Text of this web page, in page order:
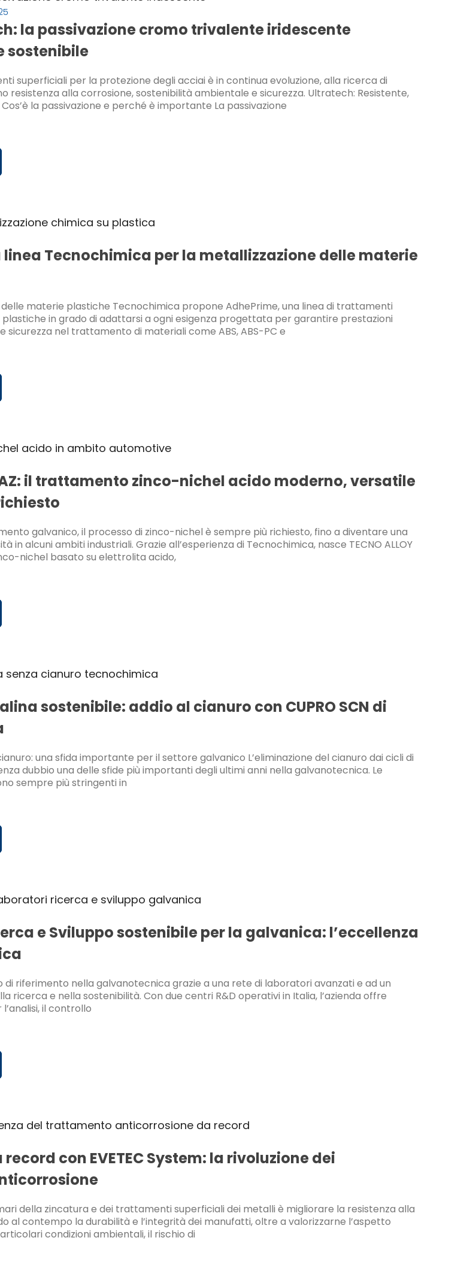
la passivazione cromo trivalente iridescente
sostenibile
superficiali per la protezione degli acciai è in continua evoluzione, alla ricerca di
resistenza alla corrosione, sostenibilità ambientale e sicurezza. Ultratech: Resistente,
la passivazione e perché è importante La passivazione
linea Tecnochimica per la metallizzazione delle materie
materie plastiche Tecnochimica propone AdhePrime, una linea di trattamenti
in grado di adattarsi a ogni esigenza progettata per garantire prestazioni
sicurezza nel trattamento di materiali come ABS, ABS-PC e
AZ: il trattamento zinco-nichel acido moderno, versatile
galvanico, il processo di zinco-nichel è sempre più richiesto, fino a diventare una
in alcuni ambiti industriali. Grazie all’esperienza di Tecnochimica, nasce TECNO ALLOY
nichel basato su elettrolita acido,
sostenibile: addio al cianuro con CUPRO SCN di
una sfida importante per il settore galvanico L’eliminazione del cianuro dai cicli di
dubbio una delle sfide più importanti degli ultimi anni nella galvanotecnica. Le
sempre più stringenti in
e Sviluppo sostenibile per la galvanica: l’eccellenza
di riferimento nella galvanotecnica grazie a una rete di laboratori avanzati e ad un
ricerca e nella sostenibilità. Con due centri R&D operativi in Italia, l’azienda offre
il controllo
con EVETEC System: la rivoluzione dei
della zincatura e dei trattamenti superficiali dei metalli è migliorare la resistenza alla
al contempo la durabilità e l’integrità dei manufatti, oltre a valorizzarne l’aspetto
condizioni ambientali, il rischio di